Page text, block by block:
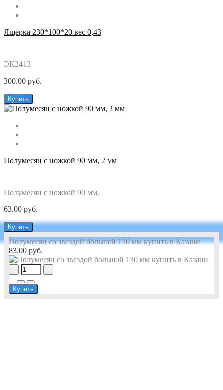
Ящерка 230*100*20 вес 0,43
ЭК2413
300.00 руб.
Купить
Полумесяц с ножкой 90 мм, 2 мм
Полумесяц с ножкой 90 мм,
63.00 руб.
Купить
Полумесяц со звездой большой 130 мм купить в Казани
83.00 руб.
Купить